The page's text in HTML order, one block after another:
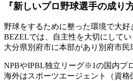
『新しいプロ野球選手の成り
野球をするために整った環境で大
BEZELでは、自主性を大切にして
大分県別府市に本部があり別府市民
NPBやIPBL独立リーグ※1の国内プ
海外はスポーツエージェント（資格